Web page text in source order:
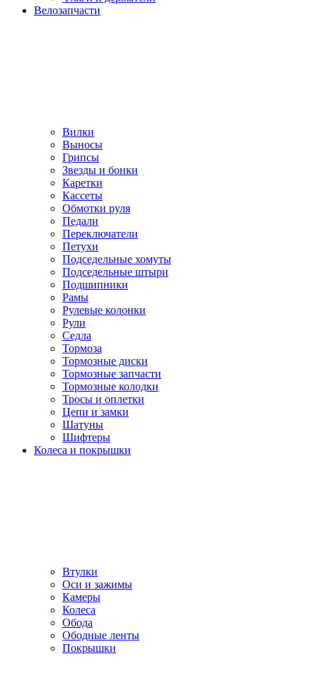
Велозапчасти
Вилки
Выносы
Грипсы
Звезды и бонки
Каретки
Кассеты
Обмотки руля
Педали
Переключатели
Петухи
Подседельные хомуты
Подседельные штыри
Подшипники
Рамы
Рулевые колонки
Рули
Седла
Тормоза
Тормозные диски
Тормозные запчасти
Тормозные колодки
Тросы и оплетки
Цепи и замки
Шатуны
Шифтеры
Колеса и покрышки
Втулки
Оси и зажимы
Камеры
Колeса
Обода
Ободные ленты
Покрышки